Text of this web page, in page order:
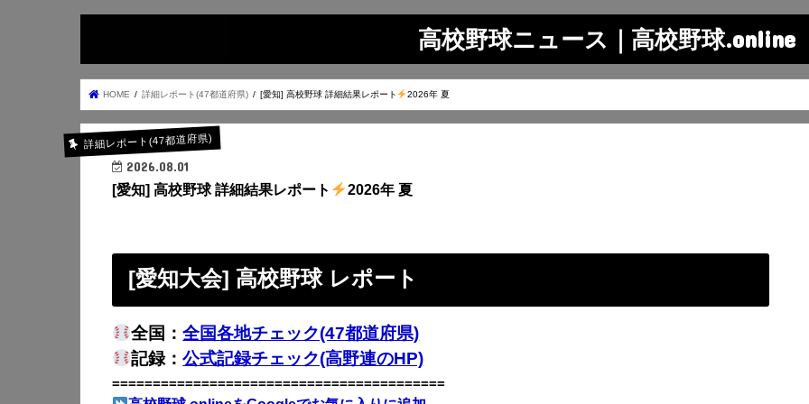
高校野球ニュース｜高校野球.online
HOME 詳細レポート(47都道府県) [愛知] 高校野球 詳細結果レポート 2026年 夏
詳細レポート(47都道府県)
2026.08.01
[愛知] 高校野球 詳細結果レポート 2026年 夏
[愛知大会] 高校野球 レポート
全国：全国各地チェック(47都道府県)
記録：公式記録チェック(高野連のHP)
=========================================